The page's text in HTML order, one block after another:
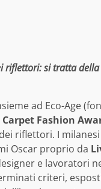
si tratta
ad Eco-Age
Carpet Fashion
riflettori. I
Oscar proprio da
e lavoratori
criteri,